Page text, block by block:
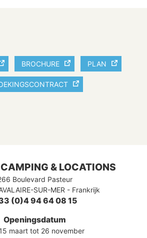
BROCHURE PLAN
& LOCATIONS
Boulevard Pasteur
SUR-MER - Frankrijk
(0)4 94 64 08 15
Openingsdatum
maart tot 26 november